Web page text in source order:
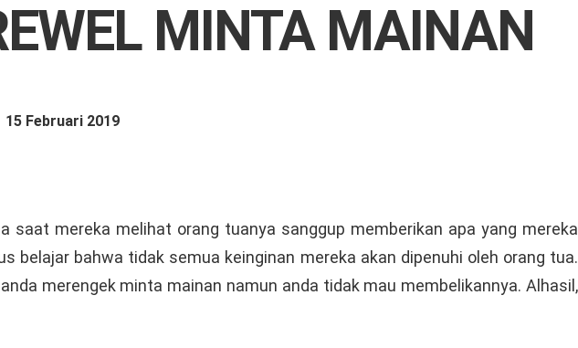
MINTA MAINAN
15 Februari 2019
saat mereka melihat orang tuanya sanggup memberikan apa yang mereka
belajar bahwa tidak semua keinginan mereka akan dipenuhi oleh orang tua.
merengek minta mainan namun anda tidak mau membelikannya. Alhasil,